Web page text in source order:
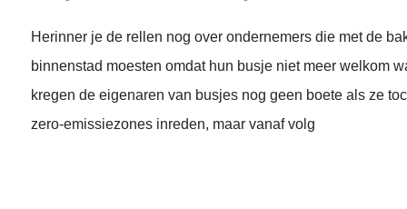
Herinner je de rellen nog over ondernemers die met de
binnenstad moesten omdat hun busje niet meer welkom
kregen de eigenaren van busjes nog geen boete als ze
zero-emissiezones inreden, maar vanaf volg